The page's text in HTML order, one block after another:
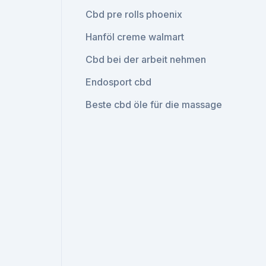
Cbd pre rolls phoenix
Hanföl creme walmart
Cbd bei der arbeit nehmen
Endosport cbd
Beste cbd öle für die massage